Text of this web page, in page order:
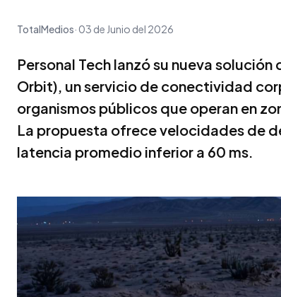
TotalMedios 03 de Junio del 2026
Personal Tech lanzó su nueva
Orbit), un servicio de conectividad
organismos públicos que operan en
La propuesta ofrece velocidades de
latencia promedio inferior a 60 ms.